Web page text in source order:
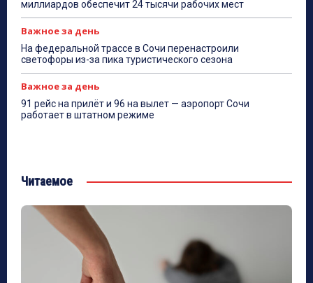
миллиардов обеспечит 24 тысячи рабочих мест
Важное за день
На федеральной трассе в Сочи перенастроили
светофоры из-за пика туристического сезона
Важное за день
91 рейс на прилёт и 96 на вылет — аэропорт Сочи
работает в штатном режиме
Читаемое